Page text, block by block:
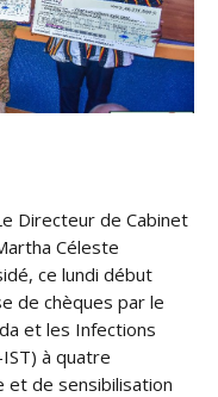
Directeur de Cabinet
Céleste
ce lundi début
de chèques par le
et les Infections
à quatre
de sensibilisation